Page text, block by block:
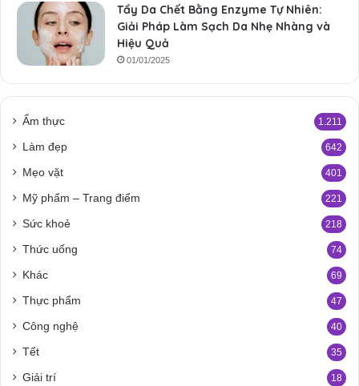
Tẩy Da Chết Bằng Enzyme Tự Nhiên:
Giải Pháp Làm Sạch Da Nhẹ Nhàng và
Hiệu Quả
01/01/2025
Ẩm thực 1.211
Làm đẹp 642
Mẹo vặt 401
Mỹ phẩm – Trang điểm 221
Sức khoẻ 218
Thức uống 74
Khác 69
Thực phẩm 47
Công nghệ 40
Tết 35
Giải trí 18